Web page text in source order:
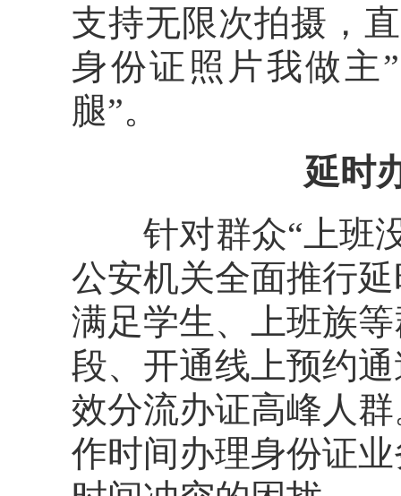
支持无限次拍摄，
身份证照片我做主
腿”。
延时
针对群众“上班没
公安机关全面推行
满足学生、上班族
段、开通线上预约
效分流办证高峰人
作时间办理身份证